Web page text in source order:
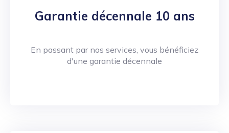
Garantie décennale 10 ans
En passant par nos services, vous bénéficiez
d'une garantie décennale